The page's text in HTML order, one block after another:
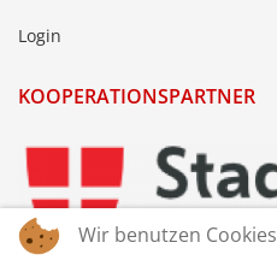
Login
KOOPERATIONSPARTNER
Wir benutzen Cookies